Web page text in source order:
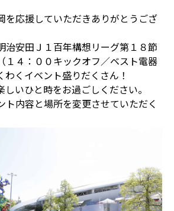
を応援していただきありがとうござ
治安田Ｊ１百年構想リーグ第１８節
１４：００キックオフ／ベスト電器
わくイベント盛りだくさん！
いひと時をお過ごしください。
内容と場所を変更させていただく